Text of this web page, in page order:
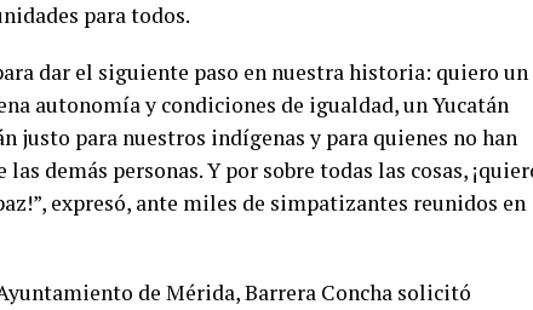
para todos.
dar el siguiente paso en nuestra historia: quiero un
autonomía y condiciones de igualdad, un Yucatán
justo para nuestros indígenas y para quienes no han
demás personas. Y por sobre todas las cosas,
expresó, ante miles de simpatizantes reunidos en
de Mérida, Barrera Concha solicitó